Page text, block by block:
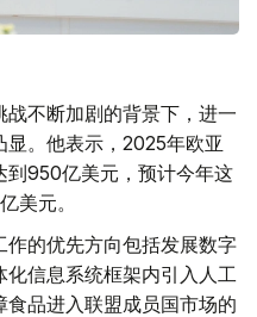
不断加剧的背景下，进一
。他表示，2025年欧亚
到950亿美元，预计今年这
美元。
的优先方向包括发展数字
信息系统框架内引入人工
品进入联盟成员国市场的